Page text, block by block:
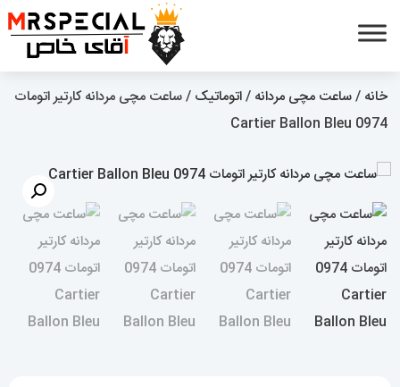
خانه /ساعت مچی مردانه /اتوماتیک / ساعت مچی مردانه کارتیر اتومات
0974 Cartier Ballon Bleu